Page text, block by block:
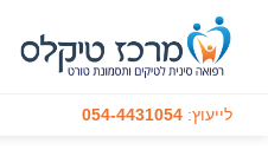
לייעוץ: 054-4431054